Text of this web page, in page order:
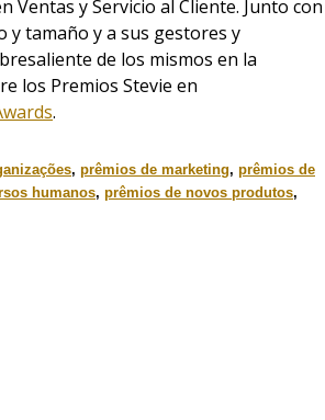
Ventas y Servicio al Cliente. Junto con
y tamaño y a sus gestores y
de los mismos en la
los Premios Stevie en
.
, prêmios de marketing, prêmios de
humanos, prêmios de novos produtos,